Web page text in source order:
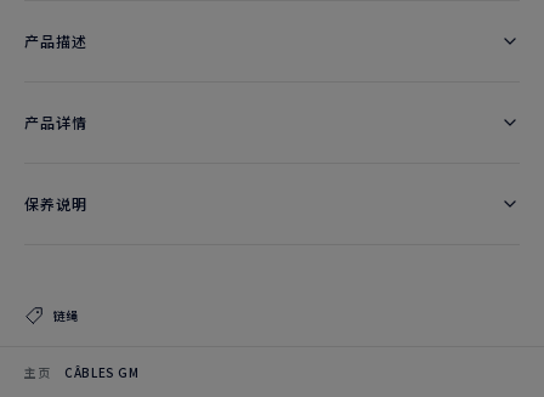
产品描述
产品详情
保养说明
链绳
主页 CÂBLES GM